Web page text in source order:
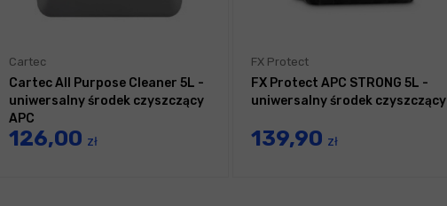
Cartec
Cartec All Purpose Cleaner 5L -
uniwersalny środek czyszczący
APC
126,00 zł
FX Protect
FX Protect APC STRONG 5L -
uniwersalny środek czyszczący
139,90 zł